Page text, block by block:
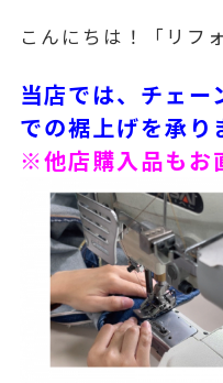
こんにちは！「リフ
当店では、チェー
での裾上げを承り
※他店購入品もお